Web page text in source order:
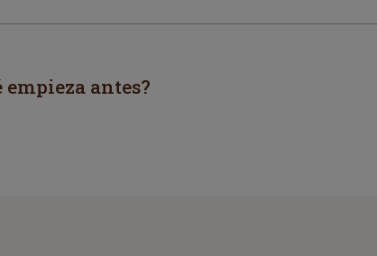
empieza antes?